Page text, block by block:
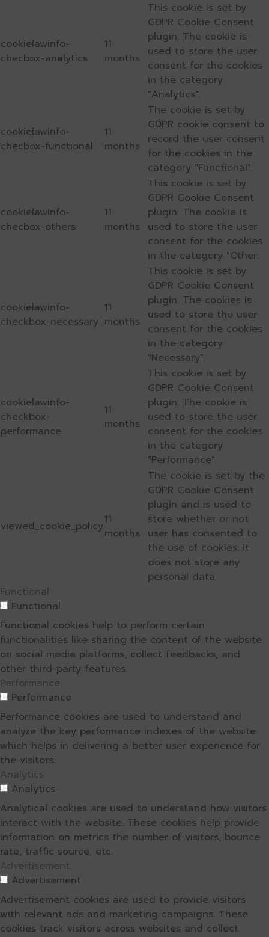
cookielawinfo-
checbox-analytics
11
months
This cookie is set by
GDPR Cookie Consent
plugin. The cookie is
used to store the user
consent for the cookies
in the category
"Analytics".
cookielawinfo-
checbox-functional
11
months
The cookie is set by
GDPR cookie consent to
record the user consent
for the cookies in the
category "Functional".
cookielawinfo-
checbox-others
11
months
This cookie is set by
GDPR Cookie Consent
plugin. The cookie is
used to store the user
consent for the cookies
in the category "Other.
cookielawinfo-
checkbox-necessary
11
months
This cookie is set by
GDPR Cookie Consent
plugin. The cookies is
used to store the user
consent for the cookies
in the category
"Necessary".
cookielawinfo-
checkbox-
performance
11
months
This cookie is set by
GDPR Cookie Consent
plugin. The cookie is
used to store the user
consent for the cookies
in the category
"Performance".
viewed_cookie_policy11
months
The cookie is set by the
GDPR Cookie Consent
plugin and is used to
store whether or not
user has consented to
the use of cookies. It
does not store any
personal data.
Functional
Functional
Functional cookies help to perform certain
functionalities like sharing the content of the website
on social media platforms, collect feedbacks, and
other third-party features.
Performance
Performance
Performance cookies are used to understand and
analyze the key performance indexes of the website
which helps in delivering a better user experience for
the visitors.
Analytics
Analytics
Analytical cookies are used to understand how visitors
interact with the website. These cookies help provide
information on metrics the number of visitors, bounce
rate, traffic source, etc.
Advertisement
Advertisement
Advertisement cookies are used to provide visitors
with relevant ads and marketing campaigns. These
cookies track visitors across websites and collect